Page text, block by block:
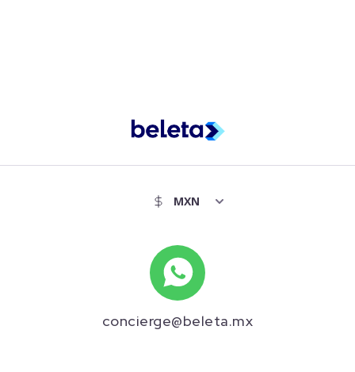
concierge@beleta.mx